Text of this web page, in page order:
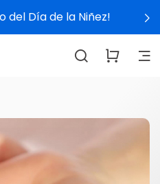
del Día de la Niñez!